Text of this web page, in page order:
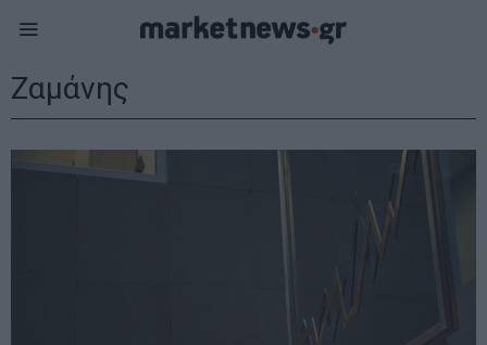
Ζαμάνης